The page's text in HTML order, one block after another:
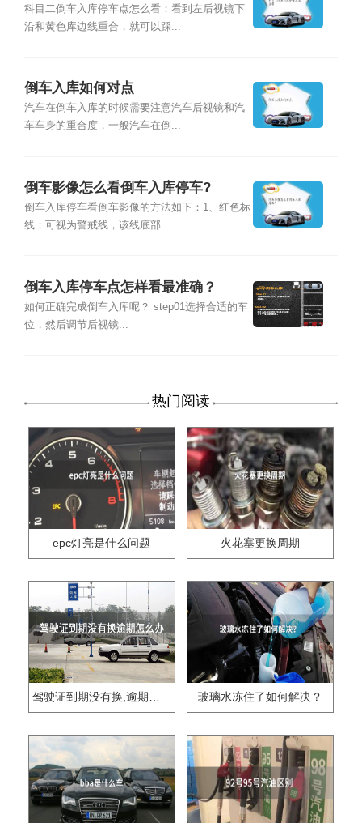
科目二倒车入库停车点怎么看：看到左后视镜下
沿和黄色库边线重合，就可以踩...
倒车入库如何对点
汽车在倒车入库的时候需要注意汽车后视镜和汽
车车身的重合度，一般汽车在倒...
倒车影像怎么看倒车入库停车?
倒车入库停车看倒车影像的方法如下：1、红色标
线：可视为警戒线，该线底部...
倒车入库停车点怎样看最准确？
如何正确完成倒车入库呢？ step01选择合适的车
位，然后调节后视镜...
热门阅读
epc灯亮是什么问题 火花塞更换周期
驾驶证到期没有换,逾期怎么办?? 玻璃水冻住了如何解决？